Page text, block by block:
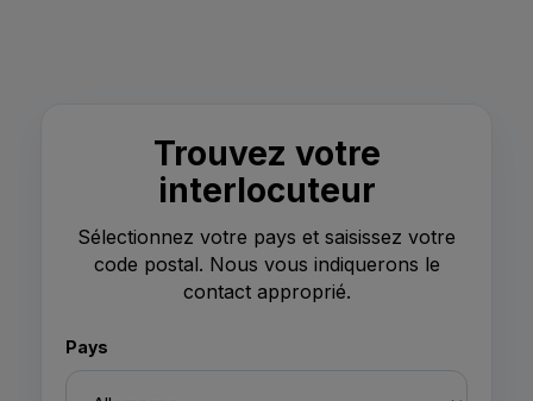
Trouvez votre
interlocuteur
Sélectionnez votre pays et saisissez votre
code postal. Nous vous indiquerons le
contact approprié.
Pays